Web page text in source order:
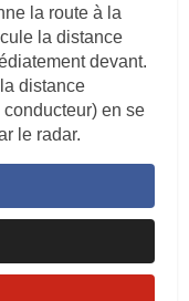
la route à la
la distance
devant.
distance
en se
le radar.